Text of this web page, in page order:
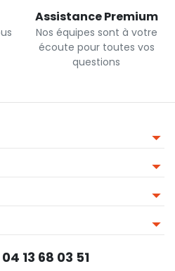
Assistance Premium
Nos équipes sont à votre
écoute pour toutes vos
questions
04 13 68 03 51